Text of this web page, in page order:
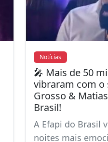
Notícias
🎤 Mais de 50
vibraram com o
Grosso &
Brasil!
A Efapi do Brasil
noites mais